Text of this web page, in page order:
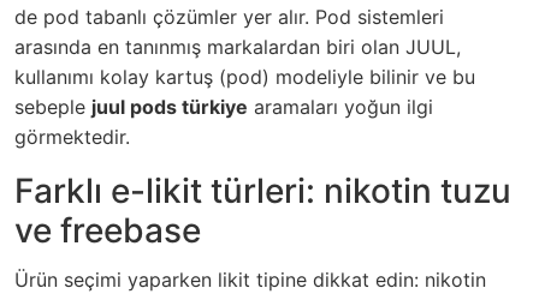
de pod tabanlı çözümler yer alır. Pod sistemleri
arasında en tanınmış markalardan biri olan JUUL,
kullanımı kolay kartuş (pod) modeliyle bilinir ve bu
sebeple juul pods türkiye aramaları yoğun ilgi
görmektedir.
Farklı e-likit türleri: nikotin tuzu
ve freebase
Ürün seçimi yaparken likit tipine dikkat edin: nikotin